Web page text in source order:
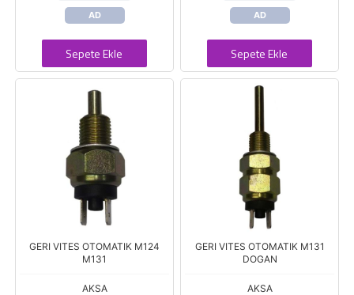
AD
Sepete Ekle
AD
Sepete Ekle
GERI VITES OTOMATIK M124
M131
AKSA
GERI VITES OTOMATIK M131
DOGAN
AKSA